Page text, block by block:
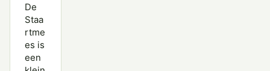
De
Staa
rtme
es is
een